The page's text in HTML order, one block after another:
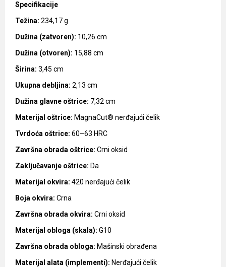
Specifikacije
Težina: 234,17 g
Dužina (zatvoren): 10,26 cm
Dužina (otvoren): 15,88 cm
Širina: 3,45 cm
Ukupna debljina: 2,13 cm
Dužina glavne oštrice: 7,32 cm
Materijal oštrice: MagnaCut® nerđajući čelik
Tvrdoća oštrice: 60–63 HRC
Završna obrada oštrice: Crni oksid
Zaključavanje oštrice: Da
Materijal okvira: 420 nerđajući čelik
Boja okvira: Crna
Završna obrada okvira: Crni oksid
Materijal obloga (skala): G10
Završna obrada obloga: Mašinski obrađena
Materijal alata (implementi): Nerđajući čelik